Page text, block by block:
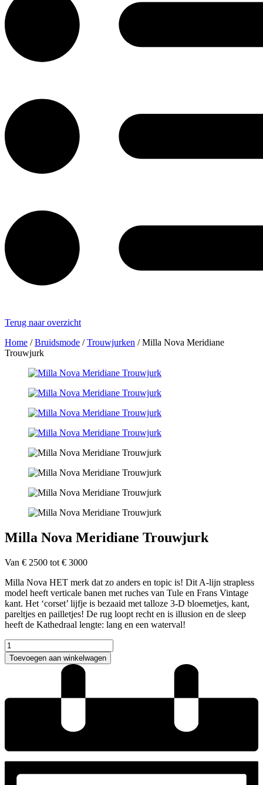
Terug naar overzicht
Home /Bruidsmode /Trouwjurken /Milla Nova Meridiane
Trouwjurk
Milla Nova Meridiane Trouwjurk
Van € 2500 tot € 3000
Milla Nova HET merk dat zo anders en topic is! Dit A-lijn strapless
model heeft verticale banen met ruches van Tule en Frans Vintage
kant. Het ‘corset’ lijfje is bezaaid met talloze 3-D bloemetjes, kant,
pareltjes en pailletjes! De rug loopt recht en is illusion en de sleep
heeft de Kathedraal lengte: lang en een waterval!
Milla
Nova
Meridiane
Toevoegen aan winkelwagen